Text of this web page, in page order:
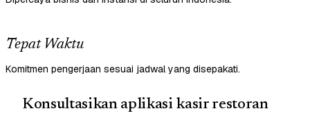
Tepat Waktu
Komitmen pengerjaan sesuai jadwal yang disepakati.
Konsultasikan aplikasi kasir restoran